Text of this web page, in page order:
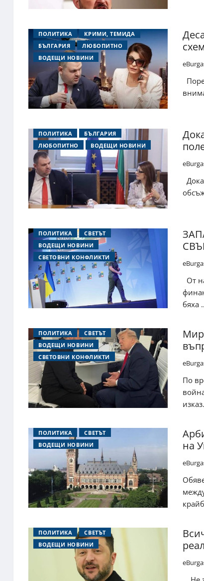
ПОЛИТИКА
КРИМИ, ТЕМИДА
БЪЛГАРИЯ
ЛЮБОПИТНО
ВОДЕЩИ НОВИНИ
ПОЛИТИКА
БЪЛГАРИЯ
ЛЮБОПИТНО
ВОДЕЩИ НОВИНИ
ПОЛИТИКА
СВЕТЪТ
ВОДЕЩИ НОВИНИ
СВЕТОВНИ КОНФЛИКТИ
От
бяха
ПОЛИТИКА
СВЕТЪТ
ВОДЕЩИ НОВИНИ
СВЕТОВНИ КОНФЛИКТИ
Мир
По
ПОЛИТИКА
СВЕТЪТ
ВОДЕЩИ НОВИНИ
на
ПОЛИТИКА
СВЕТЪТ
ВОДЕЩИ НОВИНИ